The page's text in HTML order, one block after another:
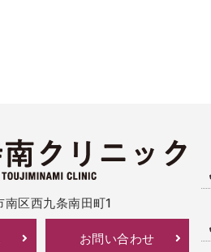
南区西九条南田町1
お問い合わせ